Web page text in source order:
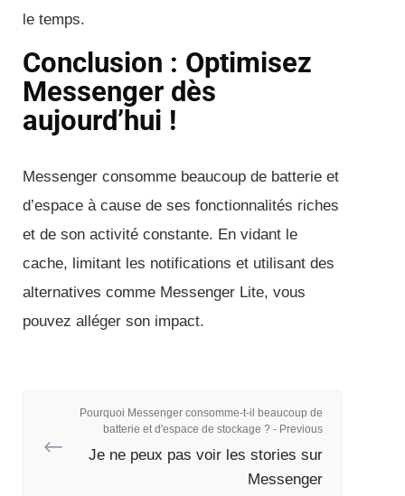
le temps.
Conclusion : Optimisez
Messenger dès
aujourd’hui !
Messenger consomme beaucoup de batterie et
d’espace à cause de ses fonctionnalités riches
et de son activité constante. En vidant le
cache, limitant les notifications et utilisant des
alternatives comme Messenger Lite, vous
pouvez alléger son impact.
Pourquoi Messenger consomme-t-il beaucoup de
batterie et d'espace de stockage ? - Previous
Je ne peux pas voir les stories sur
Messenger